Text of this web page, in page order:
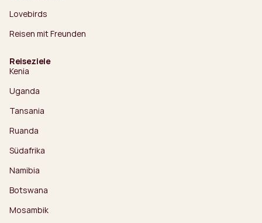
Lovebirds
Reisen mit Freunden
Reiseziele
Kenia
Uganda
Tansania
Ruanda
Südafrika
Namibia
Botswana
Mosambik